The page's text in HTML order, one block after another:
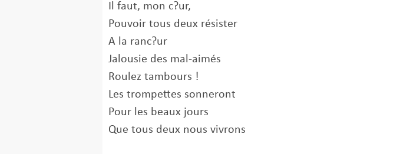
Il faut, mon c?ur,
Pouvoir tous deux résister
A la ranc?ur
Jalousie des mal-aimés
Roulez tambours !
Les trompettes sonneront
Pour les beaux jours
Que tous deux nous vivrons